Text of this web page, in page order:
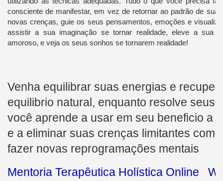
consciente de manifestar, em vez de retornar ao padrão de
novas crenças, guie os seus pensamentos, emoções e
assistir a sua imaginação se tornar realidade, eleve a sua
amoroso, e veja os seus sonhos se tornarem realidade!
Venha equilibrar suas energias e
equilibrio natural, enquanto resolve seus
você aprende a usar em seu beneficio a
e a eliminar suas crenças limitantes com
fazer novas reprogramações mentais
Mentoria Terapêutica Holística Online